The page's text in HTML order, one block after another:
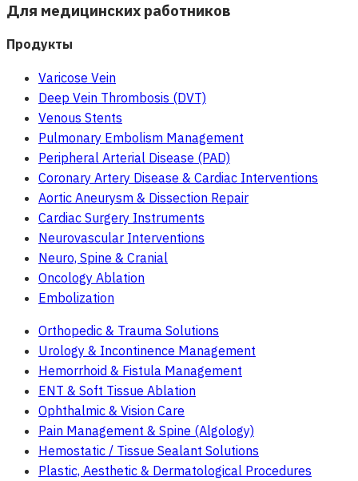
Для медицинских работников
Продукты
Varicose Vein
Deep Vein Thrombosis (DVT)
Venous Stents
Pulmonary Embolism Management
Peripheral Arterial Disease (PAD)
Coronary Artery Disease & Cardiac Interventions
Aortic Aneurysm & Dissection Repair
Cardiac Surgery Instruments
Neurovascular Interventions
Neuro, Spine & Cranial
Oncology Ablation
Embolization
Orthopedic & Trauma Solutions
Urology & Incontinence Management
Hemorrhoid & Fistula Management
ENT & Soft Tissue Ablation
Ophthalmic & Vision Care
Pain Management & Spine (Algology)
Hemostatic / Tissue Sealant Solutions
Plastic, Aesthetic & Dermatological Procedures